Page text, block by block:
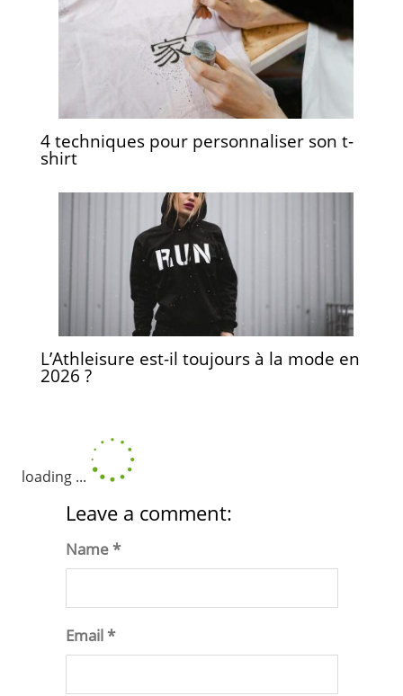
4 techniques pour personnaliser son t-
shirt
L’Athleisure est-il toujours à la mode en
2026 ?
loading ...
Leave a comment:
Name *
Email *